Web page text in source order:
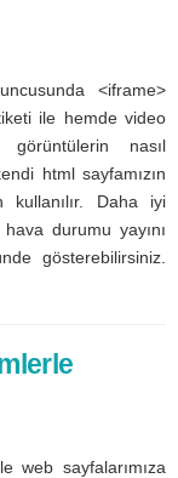
<iframe>
ile hemde video
görüntülerin nasıl
html sayfamızın
Daha iyi
durumu yayını
gösterebilirsiniz.
web sayfalarımıza